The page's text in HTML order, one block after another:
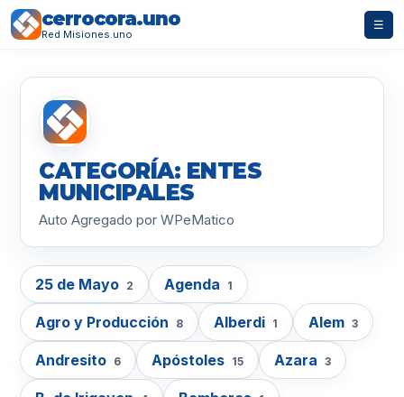
cerrocora.uno
Red Misiones.uno
☰
CATEGORÍA: ENTES
MUNICIPALES
Auto Agregado por WPeMatico
25 de Mayo 2 Agenda 1
Agro y Producción 8 Alberdi 1 Alem 3
Andresito 6 Apóstoles 15 Azara 3